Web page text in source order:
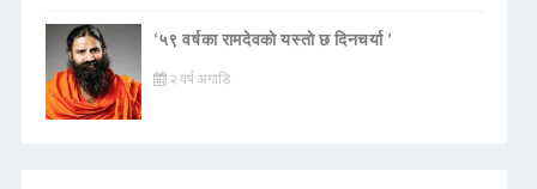
‘५९ वर्षका रामदेवकाे यस्ताे छ दिनचर्या ’
२ वर्ष अगाडि